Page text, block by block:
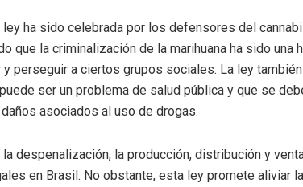
ley ha sido celebrada por los defensores del
que la criminalización de la marihuana ha sido una
perseguir a ciertos grupos sociales. La ley
ser un problema de salud pública y que se
asociados al uso de drogas.
despenalización, la producción, distribución y
en Brasil. No obstante, esta ley promete aliviar